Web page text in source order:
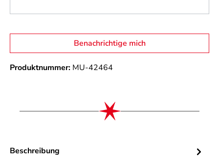
Benachrichtige mich
Produktnummer: MU-42464
Beschreibung